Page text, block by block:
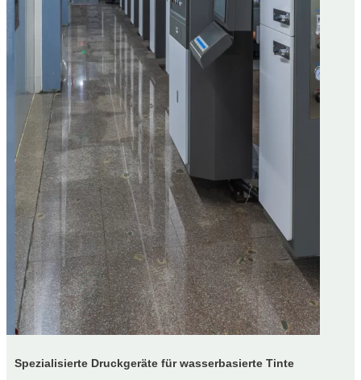
Spezialisierte Druckgeräte für wasserbasierte Tinte